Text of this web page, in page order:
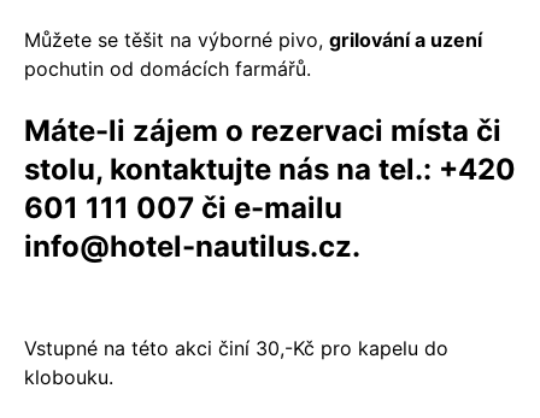
Můžete se těšit na výborné pivo, grilování a uzení
pochutin od domácích farmářů.
Máte-li zájem o rezervaci místa či
stolu, kontaktujte nás na tel.: +420
601 111 007 či e-mailu
info@hotel-nautilus.cz.
Vstupné na této akci činí 30,-Kč pro kapelu do
klobouku.